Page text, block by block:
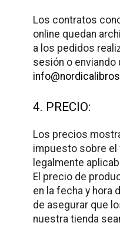
Los contratos
online quedan
a los pedidos
sesión o
4. PRECIO:
Los precios
impuesto sobre el
legalmente
El precio de
en la fecha y hora
de asegurar que
nuestra tienda